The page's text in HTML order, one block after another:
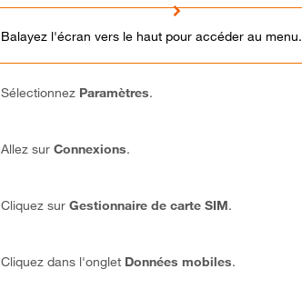
Balayez l'écran vers le haut pour accéder au menu.
Sélectionnez Paramètres.
Allez surConnexions.
Cliquez surGestionnaire de carte SIM.
Cliquez dans l'onglet Données mobiles.